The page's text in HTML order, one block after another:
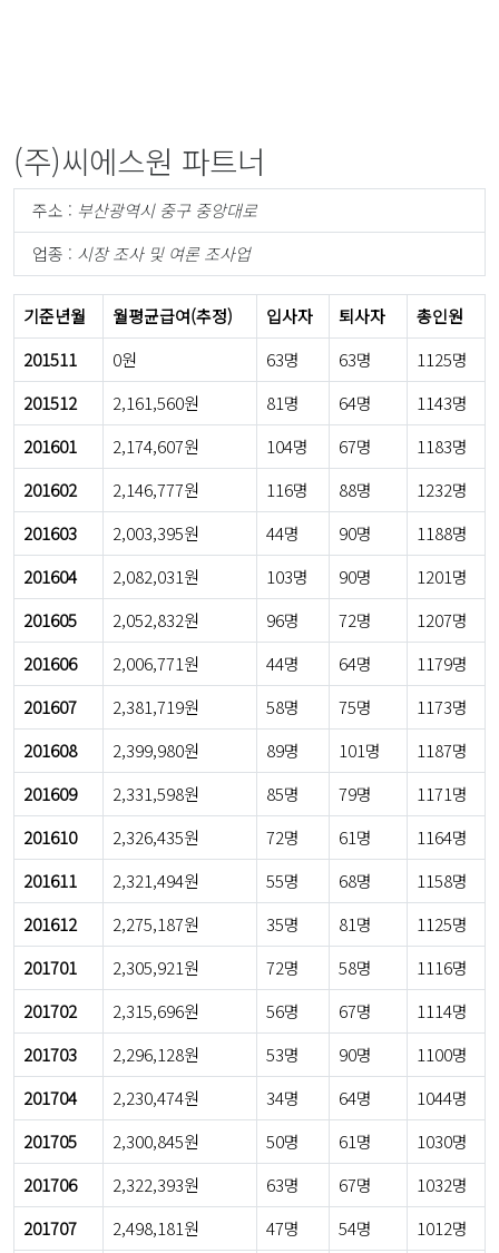
(주)씨에스원 파트너
주소 : 부산광역시 중구 중앙대로
업종 : 시장 조사 및 여론 조사업
기준년월 월평균급여(추정) 입사자 퇴사자
총인원
201511
0원 63명 63명
1125명
201512
2,161,560원 81명 64명
1143명
201601
2,174,607원 104명 67명
1183명
201602
2,146,777원 116명 88명
1232명
201603
2,003,395원 44명 90명
1188명
201604
2,082,031원 103명 90명
1201명
201605
2,052,832원 96명 72명
1207명
201606
2,006,771원 44명 64명
1179명
201607
2,381,719원 58명 75명
1173명
201608
2,399,980원 89명 101명
1187명
201609
2,331,598원 85명 79명
1171명
201610
2,326,435원 72명 61명
1164명
201611
2,321,494원 55명 68명
1158명
201612
2,275,187원 35명 81명
1125명
201701
2,305,921원 72명 58명
1116명
201702
2,315,696원 56명 67명
1114명
201703
2,296,128원 53명 90명
1100명
201704
2,230,474원 34명 64명
1044명
201705
2,300,845원 50명 61명
1030명
201706
2,322,393원 63명 67명
1032명
201707
2,498,181원 47명 54명
1012명